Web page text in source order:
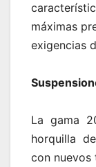
máximas
exigencias
La gama
horquilla
con nuevos